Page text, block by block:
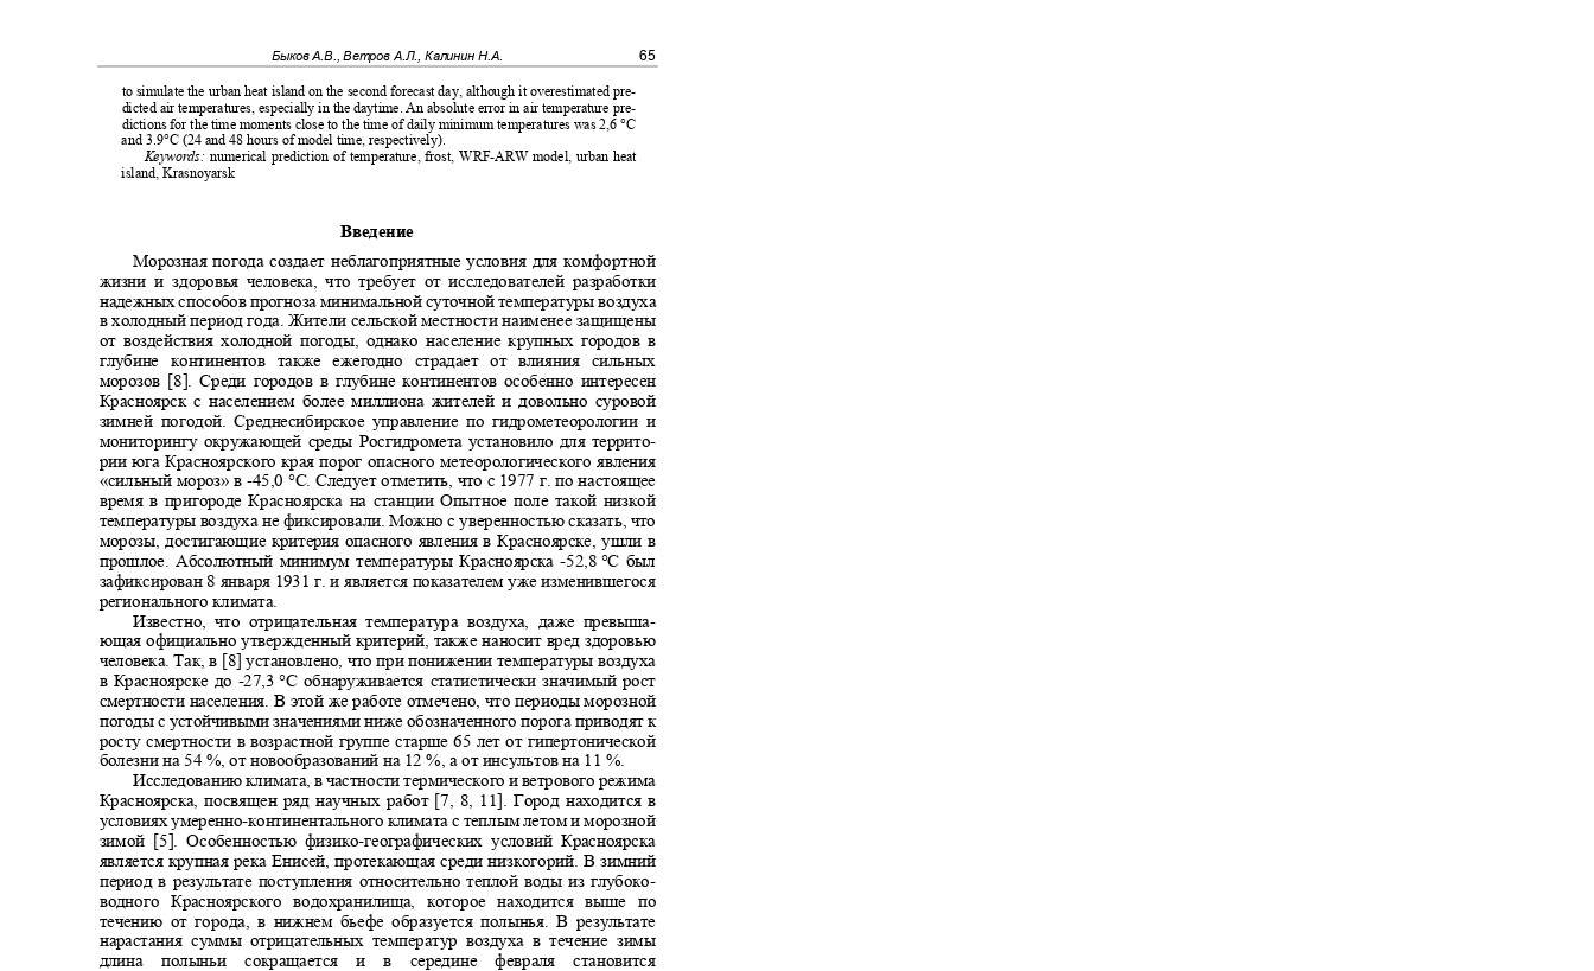
Быков А.В., Ветров А.Л., Калинин Н.А. 65
to simulate the urban heat island on the second forecast day, although it overestimated pre-
dicted air temperatures, especially in the daytime. An absolute error in air temperature pre-
dictions for the time moments close to the time of daily minimum temperatures was 2,6 °C
and 3.9°C (24 and 48 hours of model time, respectively).
Keywords:numerical prediction of temperature, frost, WRF-ARW model, urban heat
island, Krasnoyarsk
Введение
Морозная погода создает неблагоприятные условия для комфортной
жизни и здоровья человека, что требует от исследователей разработки
надежных способов прогноза минимальной суточной температуры воздуха
в холодный период года. Жители сельской местности наименее защищены
от воздействия холодной погоды, однако население крупных городов в
глубине континентов также ежегодно страдает от влияния сильных
морозов [8]. Среди городов в глубине континентов особенно интересен
Красноярск с населением более миллиона жителей и довольно суровой
зимней погодой. Среднесибирское управление по гидрометеорологии и
мониторингу окружающей среды Росгидромета установило для террито-
рии юга Красноярского края порог опасного метеорологического явления
«сильный мороз» в-45,0 °C. Следует отметить, что с 1977 г. по настоящее
время в пригороде Красноярска на станции Опытное поле такой низкой
температуры воздуха не фиксировали. Можно с уверенностью сказать, что
морозы, достигающие критерия опасного явления в Красноярске, ушли в
прошлое. Абсолютный минимум температуры Красноярска-52,8 °C был
зафиксирован 8 января 1931 г. и является показателем уже изменившегося
регионального климата.
Известно, что отрицательная температура воздуха, даже превыша-
ющая официально утвержденный критерий, также наносит вред здоровью
человека. Так, в [8] установлено, что при понижении температуры воздуха
в Красноярске до -27,3 °C обнаруживается статистически значимый рост
смертности населения. В этой же работе отмечено, что периоды морозной
погоды с устойчивыми значениями ниже обозначенного порога приводят к
росту смертности в возрастной группе старше 65 лет от гипертонической
болезни на 54 %, от новообразований на 12 %, а от инсультов на 11 %.
Исследованию климата, в частности термического и ветрового режима
Красноярска, посвящен ряд научных работ [7, 8, 11]. Город находится в
условиях умеренно-континентального климата с теплым летом и морозной
зимой [5]. Особенностью физико-географических условий Красноярска
является крупная река Енисей, протекающая среди низкогорий. В зимний
период в результате поступления относительно теплой воды из глубоко-
водного Красноярского водохранилища, которое находится выше по
течению от города, в нижнем бьефе образуется полынья. В результате
нарастания суммы отрицательных температур воздуха в течение зимы
длина полыньи сокращается
и в середине февраля становится